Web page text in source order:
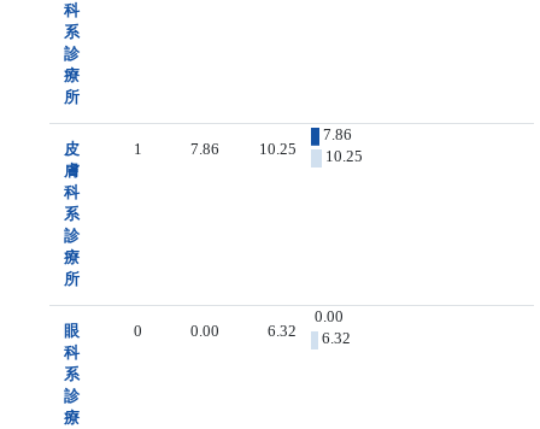
科
系
診
療
所
皮
膚
科
系
診
療
所
1 7.86 10.25
7.86
10.25
眼
科
系
診
療
0 0.00 6.32
0.00
6.32